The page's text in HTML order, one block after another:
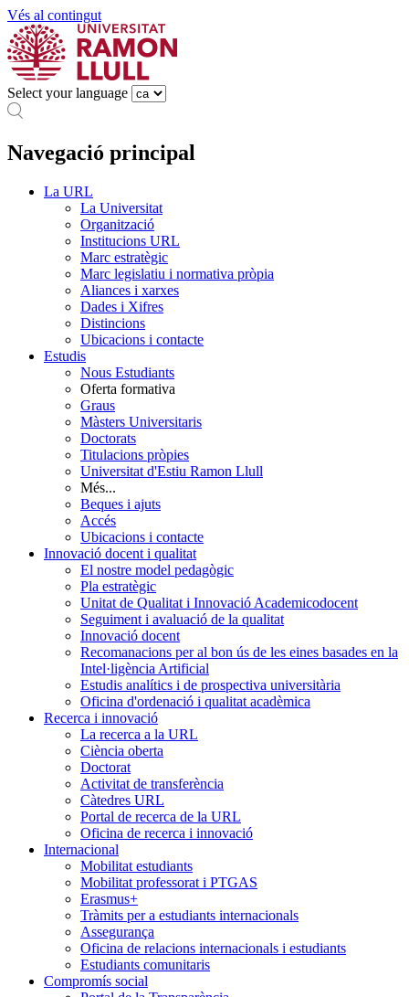
Vés al contingut
Select your language
Navegació principal
La URL
La Universitat
Organització
Institucions URL
Marc estratègic
Marc legislatiu i normativa pròpia
Aliances i xarxes
Dades i Xifres
Distincions
Ubicacions i contacte
Estudis
Nous Estudiants
Oferta formativa
Graus
Màsters Universitaris
Doctorats
Titulacions pròpies
Universitat d'Estiu Ramon Llull
Més...
Beques i ajuts
Accés
Ubicacions i contacte
Innovació docent i qualitat
El nostre model pedagògic
Pla estratègic
Unitat de Qualitat i Innovació Academicodocent
Seguiment i avaluació de la qualitat
Innovació docent
Recomanacions per al bon ús de les eines basades en la
Intel·ligència Artificial
Estudis analítics i de prospectiva universitària
Oficina d'ordenació i qualitat acadèmica
Recerca i innovació
La recerca a la URL
Ciència oberta
Doctorat
Activitat de transferència
Càtedres URL
Portal de recerca de la URL
Oficina de recerca i innovació
Internacional
Mobilitat estudiants
Mobilitat professorat i PTGAS
Erasmus+
Tràmits per a estudiants internacionals
Assegurança
Oficina de relacions internacionals i estudiants
Estudiants comunitaris
Compromís social